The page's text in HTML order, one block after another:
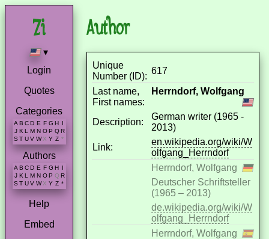
▾
Login
Quotes
Categories
A B C D E F G H I
J K L M N O P Q R
S T U V W X Y Z *
Authors
A B C D E F G H
J K L M N O P Q R
S T U V W X Y Z *
Help
Embed
Author
Unique
Number (ID):
617
Last name,
First names:
Herrndorf, Wolfgang
Description:
German writer (1965 -
2013)
Link:
en.wikipedia.org/wiki/W
olfgang_Herrndorf
Herrndorf, Wolfgang
Deutscher Schriftsteller
(1965 – 2013)
de.wikipedia.org/wiki/W
olfgang_Herrndorf
Herrndorf, Wolfgang